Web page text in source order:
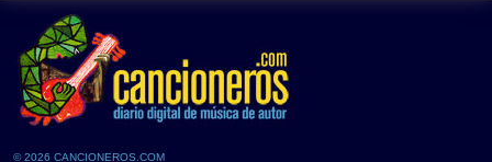
© 2026 CANCIONEROS.COM